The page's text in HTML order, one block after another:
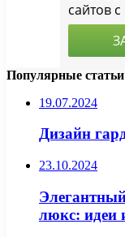
Популярные статьи
19.07.2024
Дизайн
23.10.2024
люкс: идеи